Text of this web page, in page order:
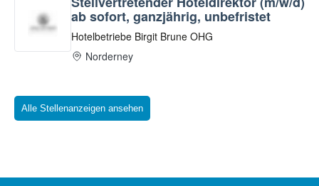
Alle Stellenanzeigen ansehen